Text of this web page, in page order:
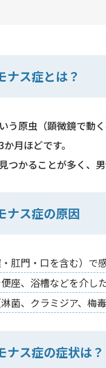
ナス症とは？
う原虫（顕微鏡で動
月ほどです。
つかることが多く、
ナス症の原因
肛門・口を含む）で
座、浴槽などを介し
菌、クラミジア、梅
ナス症の症状は？